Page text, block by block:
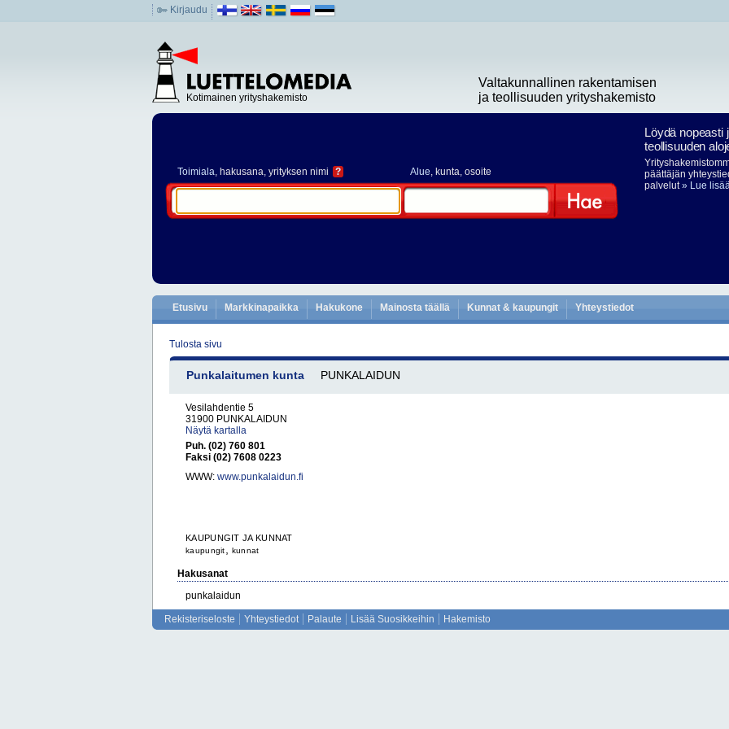
Kirjaudu
Kotimainen yrityshakemisto
Valtakunnallinen rakentamisen
ja teollisuuden yrityshakemisto
Toimiala, hakusana, yrityksen nimi ? Alue, kunta, osoite
Löydä nopeasti
teollisuuden
päättäjän
palvelut» Lue
Etusivu Markkinapaikka Hakukone Mainosta täällä Kunnat & kaupungit Yhteystiedot
Tulosta sivu
Punkalaitumen kunta PUNKALAIDUN
Vesilahdentie 5
31900 PUNKALAIDUN
Näytä kartalla
Puh. (02) 760 801
Faksi (02) 7608 0223
WWW: www.punkalaidun.fi
KAUPUNGIT JA KUNNAT
kaupungit kunnat
Hakusanat
punkalaidun
Rekisteriseloste Yhteystiedot Palaute Lisää Suosikkeihin Hakemisto